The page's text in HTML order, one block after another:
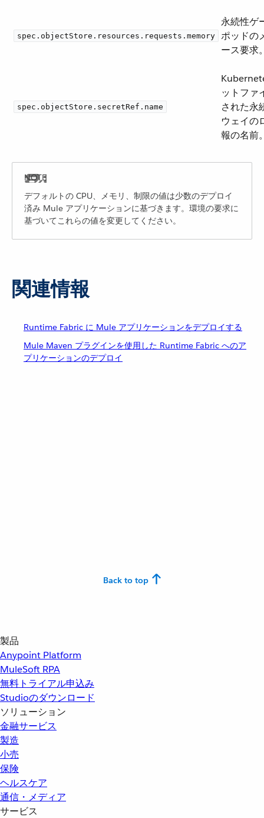
spec.objectStore.resources.requests.memory
永続性ゲ
ポッドの
ース要求
spec.objectStore.secretRef.name
ットファ
された永
ウェイの
報の名前
デフォルトの CPU、メモリ、制限の値は少数のデプロイ
済み Mule アプリケーションに基づきます。環境の要求に
基づいてこれらの値を変更してください。
関連情報
Runtime Fabric に Mule アプリケーションをデプロイする
Mule Maven プラグインを使用した Runtime Fabric へのア
プリケーションのデプロイ
Back to top
製品
Anypoint Platform
MuleSoft RPA
無料トライアル申込み
Studioのダウンロード
ソリューション
金融サービス
製造
小売
保険
ヘルスケア
通信・メディア
サービス